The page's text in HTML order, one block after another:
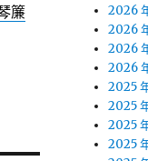
簾
2026
2026
2026
2026
2025
2025
2025
2025